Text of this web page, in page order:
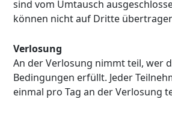
sind vom Umtausch
können nicht auf Dritte
Verlosung
An der Verlosung nimmt teil, wer
Bedingungen erfüllt. Jeder
einmal pro Tag an der Verlosung